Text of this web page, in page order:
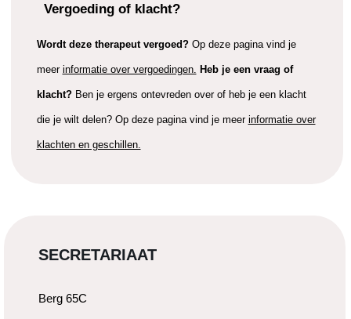
Vergoeding of klacht?
Wordt deze therapeut vergoed?Op deze pagina vind je
meer informatie over vergoedingen. Heb je een vraag of
klacht? Ben je ergens ontevreden over of heb je een klacht
die je wilt delen? Op deze pagina vind je meer informatie over
klachten en geschillen.
SECRETARIAAT
Berg 65C